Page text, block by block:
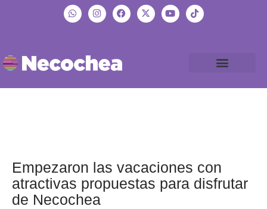
Empezaron las vacaciones con
atractivas propuestas para disfrutar
de Necochea